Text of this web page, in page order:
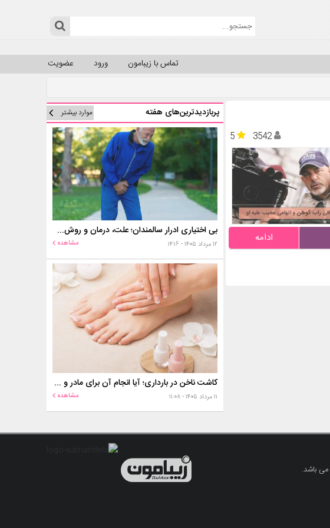
عضویت ورود تماس با زیبامون
5
3542
ادامه
پربازدیدترین‌های هفته موارد بیشتر
بی اختیاری ادرار سالمندان؛ علت، درمان و روش‌های کنترل در منزل
۱۲ مرداد ۱۴۰۵ - ۱۴:۱۶ مشاهده
کاشت ناخن در بارداری؛ آیا انجام آن برای مادر و جنین خطر دارد؟
۱۱ مرداد ۱۴۰۵ - ۱۱:۰۸ مشاهده
می باشد.